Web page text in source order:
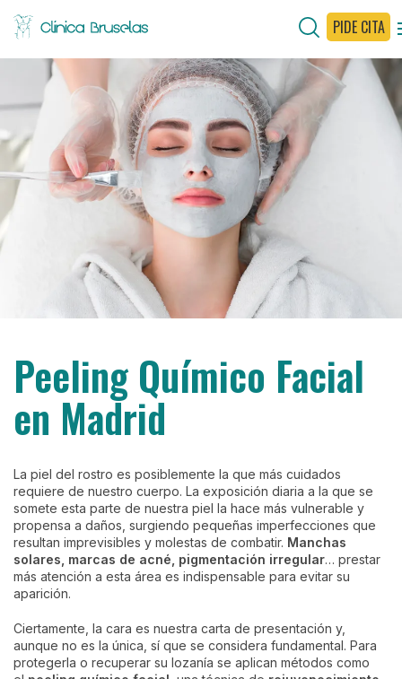
PIDE CITA
Peeling Químico Facial
en Madrid
La piel del rostro es posiblemente la que más cuidados
requiere de nuestro cuerpo. La exposición diaria a la que se
somete esta parte de nuestra piel la hace más vulnerable y
propensa a daños, surgiendo pequeñas imperfecciones que
resultan imprevisibles y molestas de combatir. Manchas
solares, marcas de acné, pigmentación irregular… prestar
más atención a esta área es indispensable para evitar su
aparición.
Ciertamente, la cara es nuestra carta de presentación y,
aunque no es la única, sí que se considera fundamental. Para
protegerla o recuperar su lozanía se aplican métodos como